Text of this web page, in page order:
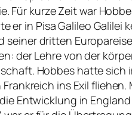
kurze Zeit war
in Pisa Galileo Galilei
seiner dritten
der Lehre von der
Hobbes hatte
ins Exil fliehen.
Entwicklung in